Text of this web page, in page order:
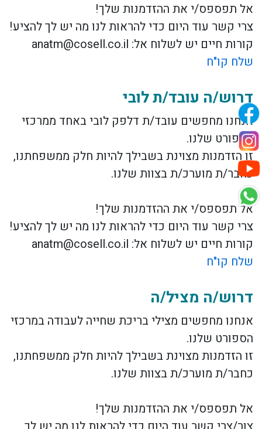
אל תפספס/י את ההזדמנות שלך!
צרי קשר עוד היום כדי להראות לנו מה יש לך להציע!
קורות חיים יש לשלוח אל: anatm@cosell.co.il
שלח קו"ח
דרוש/ה עובד/ת לובי
אנחנו מחפשים עובד/ת דלפק לובי באחד ממרכזי
הספורט שלנו.
זו הזדמנות מצוינת בשבילך להיות חלק ממשפחתנו,
כחבר/ת מוערכ/ת בצוות שלנו.
אל תפספס/י את ההזדמנות שלך!
צרי קשר עוד היום כדי להראות לנו מה יש לך להציע!
קורות חיים יש לשלוח אל: anatm@cosell.co.il
שלח קו"ח
דרוש/ה מציל/ה
אנחנו מחפשים מצילי בריכת שחייה לעבודה במרכזי
הספורט שלנו.
זו הזדמנות מצוינת בשבילך להיות חלק ממשפחתנו,
כחבר/ת מוערכ/ת בצוות שלנו.
אל תפספס/י את ההזדמנות שלך!